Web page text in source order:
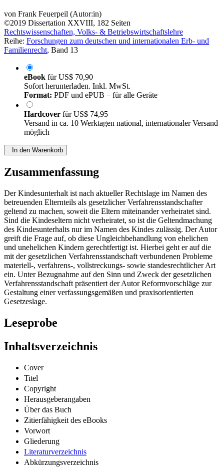
von Frank Feuerpeil (Autor:in)
©2019 Dissertation XXVIII, 182 Seiten
Rechtswissenschaften, Volks- & Betriebswirtschaftslehre
Reihe: Forschungen zum deutschen und internationalen Erb- und
Familienrecht, Band 13
eBook fürUS$ 70,90
Sofort herunterladen. Inkl. MwSt.
Format: PDF und ePUB – für alle Geräte
Hardcover fürUS$ 74,95
Versand in ca. 10 Werktagen national, internationaler Versand
möglich
In den Warenkorb
Zusammenfassung
Der Kindesunterhalt ist nach aktueller Rechtslage im Namen des
betreuenden Elternteils als gesetzlicher Verfahrensstandschafter
geltend zu machen, soweit die Eltern miteinander verheiratet sind.
Sind die Kindeseltern nicht verheiratet, so ist die Geltendmachung
des Kindesunterhalts nur im Namen des Kindes zulässig. Der Autor
greift die Frage auf, ob diese Ungleichbehandlung von ehelichen
und unehelichen Kindern gerechtfertigt ist. Hierbei geht er auf die
mit der gesetzlichen Verfahrensstandschaft verbundenen Probleme
materiell-, verfahrens-, vollstreckungs- sowie standesrechtlicher Art
ein. Unter Bezugnahme auf den Sinn und Zweck der gesetzlichen
Verfahrensstandschaft präsentiert der Autor Reformvorschläge zur
Gestaltung einer verfassungsgemäßen und praxisorientierten
Gesetzeslage.
Leseprobe
Inhaltsverzeichnis
Cover
Titel
Copyright
Herausgeberangaben
Über das Buch
Zitierfähigkeit des eBooks
Vorwort
Gliederung
Literaturverzeichnis
Abkürzungsverzeichnis